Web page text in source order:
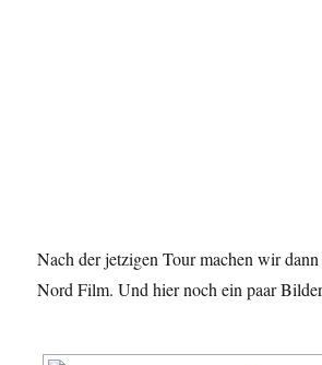
Nach der jetzigen Tour machen wir
Nord Film. Und hier noch ein paar